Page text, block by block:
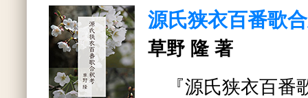
源氏狭衣百番歌
草野 隆 著
『源氏狭衣百番